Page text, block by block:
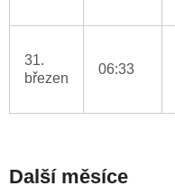
31.
březen
06:33
Další měsíce